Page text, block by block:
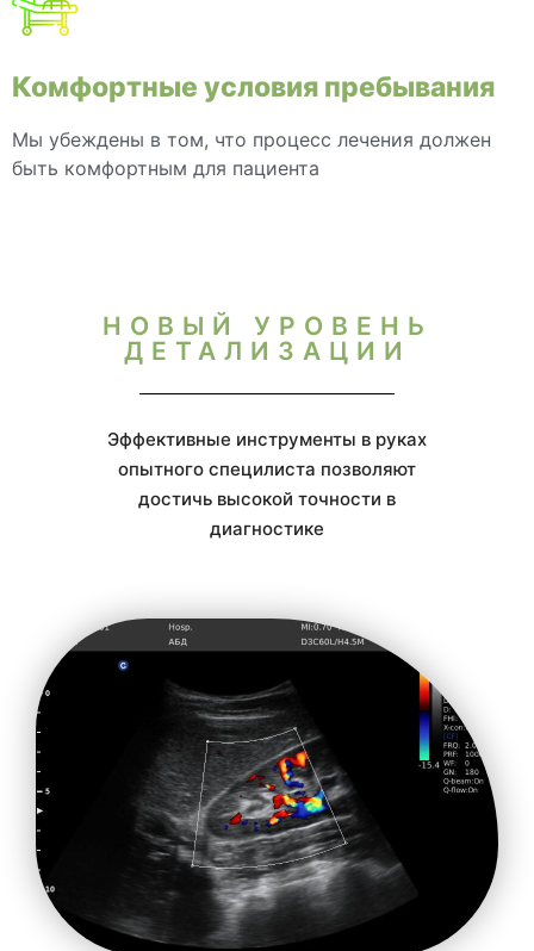
Комфортные условия пребывания
Мы убеждены в том, что процесс лечения должен
быть комфортным для пациента
НОВЫЙ УРОВЕНЬ
ДЕТАЛИЗАЦИИ
Эффективные инструменты в руках
опытного специлиста позволяют
достичь высокой точности в
диагностике